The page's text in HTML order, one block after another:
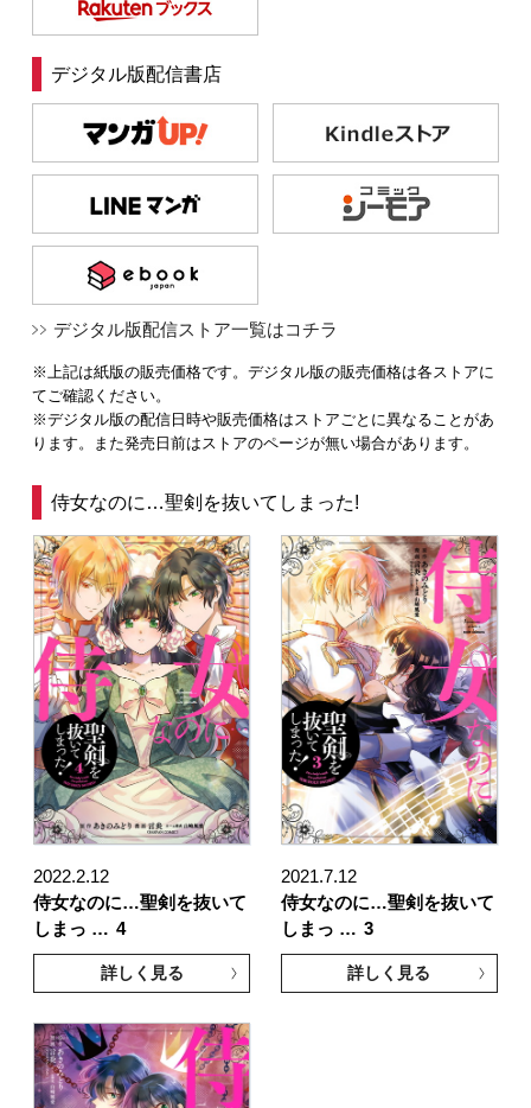
デジタル版配信書店
デジタル版配信ストア一覧はコチラ
※上記は紙版の販売価格です。デジタル版の販売価格は各ストアに
てご確認ください。
※デジタル版の配信日時や販売価格はストアごとに異なることがあ
ります。また発売日前はストアのページが無い場合があります。
侍女なのに…聖剣を抜いてしまった!
2022.2.12
侍女なのに…聖剣を抜いて
しまっ … 4
詳しく見る
2021.7.12
侍女なのに…聖剣を抜いて
しまっ … 3
詳しく見る